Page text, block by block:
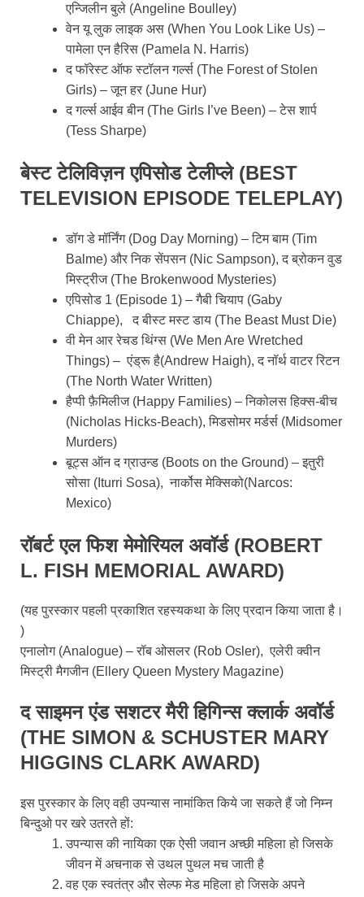
एन्जिलीन बुले (Angeline Boulley)
वेन यू लुक लाइक अस (When You Look Like Us) –
पामेला एन हैरिस (Pamela N. Harris)
द फॉरेस्ट ऑफ स्टॉलन गर्ल्स (The Forest of Stolen
Girls) – जून हर (June Hur)
द गर्ल्स आईव बीन (The Girls I’ve Been) – टेस शार्प
(Tess Sharpe)
बेस्ट टेलिविज़न एपिसोड टेलीप्ले (BEST
TELEVISION EPISODE TELEPLAY)
डॉग डे मॉर्निंग (Dog Day Morning) – टिम बाम (Tim
Balme) और निक सेंपसन (Nic Sampson), द ब्रोकन वुड
मिस्ट्रीज (The Brokenwood Mysteries)
एपिसोड 1 (Episode 1) – गैबी चियाप (Gaby
Chiappe), द बीस्ट मस्ट डाय (The Beast Must Die)
वी मेन आर रेचड थिंग्स (We Men Are Wretched
Things) – एंड्रू है(Andrew Haigh), द नॉर्थ वाटर रिटन
(The North Water Written)
हैप्पी फ़ैमिलीज (Happy Families) – निकोलस हिक्स-बीच
(Nicholas Hicks-Beach), मिडसोमर मर्डर्स (Midsomer
Murders)
बूट्स ऑन द ग्राउन्ड (Boots on the Ground) – इतुरी
सोसा (Iturri Sosa), नार्कोस मेक्सिको(Narcos:
Mexico)
रॉबर्ट एल फिश मेमोरियल अवॉर्ड (ROBERT
L. FISH MEMORIAL AWARD)
(यह पुरस्कार पहली प्रकाशित रहस्यकथा के लिए प्रदान किया जाता है।
)
एनालोग (Analogue) – रॉब ओसलर (Rob Osler), एलेरी क्वीन
मिस्ट्री मैगजीन (Ellery Queen Mystery Magazine)
द साइमन एंड सशटर मैरी हिगिन्स क्लार्क अवॉर्ड
(THE SIMON & SCHUSTER MARY
HIGGINS CLARK AWARD)
इस पुरस्कार के लिए वही उपन्यास नामांकित किये जा सकते हैं जो निम्न
बिन्दुओ पर खरे उतरते हों:
उपन्यास की नायिका एक ऐसी जवान अच्छी महिला हो जिसके
जीवन में अचनाक से उथल पुथल मच जाती है
वह एक स्वतंत्र और सेल्फ मेड महिला हो जिसके अपने